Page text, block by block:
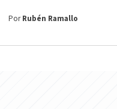
PorRubén Ramallo